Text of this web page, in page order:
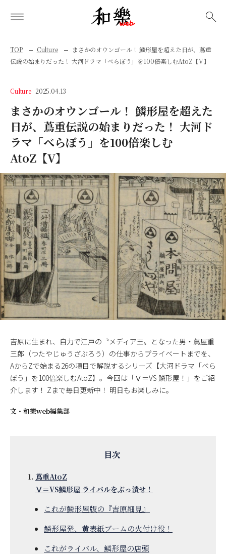
TOP Culture
まさかのオウンゴール！ 鱗形屋を超えた日が、蔦重
伝説の始まりだった！ 大河ドラマ「べらぼう」を100倍楽しむAtoZ【V】
Culture 2025.04.13
まさかのオウンゴール！ 鱗形屋を超えた
日が、蔦重伝説の始まりだった！ 大河ド
ラマ「べらぼう」を100倍楽しむ
AtoZ【V】
吉原に生まれ、自力で江戸の〝メディア王〟となった男・蔦屋重
三郎（つたやじゅうざぶろう）の仕事からプライベートまでを、
AからZで始まる26の項目で解説するシリーズ【大河ドラマ「べら
ぼう」を100倍楽しむAtoZ】。今回は「Ⅴ＝VS 鱗形屋！」をご紹
介します！ Zまで毎日更新中！ 明日もお楽しみに。
文・ 和樂web編集部
蔦重AtoZ
Ⅴ＝VS鱗形屋 ライバルをぶっ潰せ！
これが鱗形屋版の『吉原細見』
鱗形屋発、黄表紙ブームの火付け役！
これがライバル、鱗形屋の店頭